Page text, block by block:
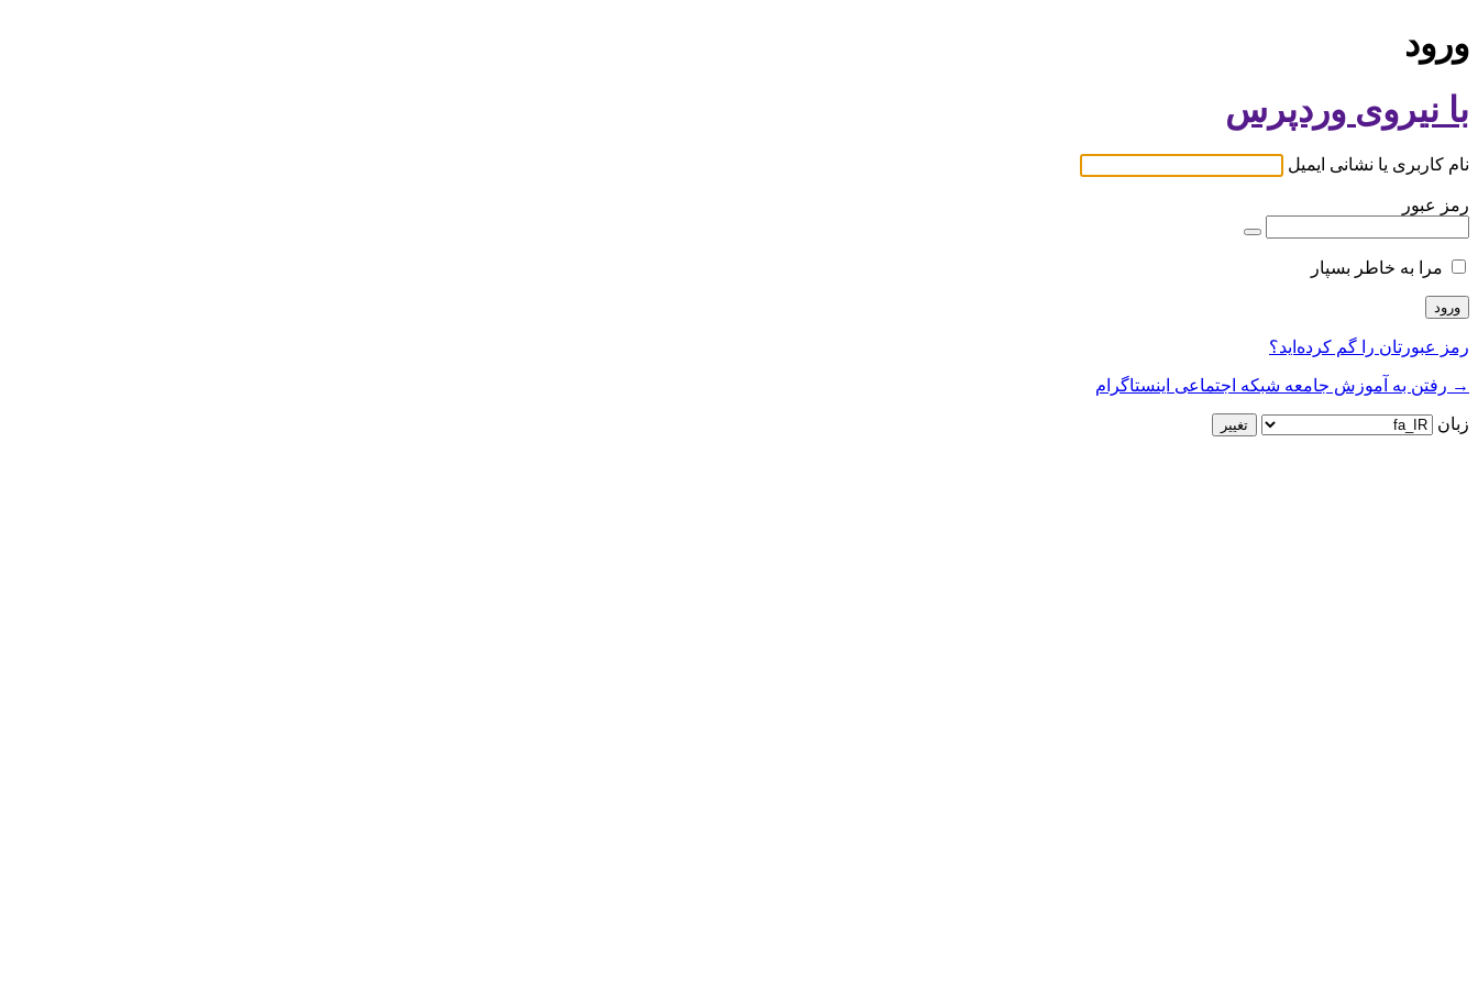
ورود
با نیروی وردپرس
نام کاربری یا نشانی ایمیل
رمز عبور
مرا به خاطر بسپار
رمز عبورتان را گم کرده‌اید؟
→ رفتن به آموزش جامعه شبکه اجتماعی اینستاگرام
زبان